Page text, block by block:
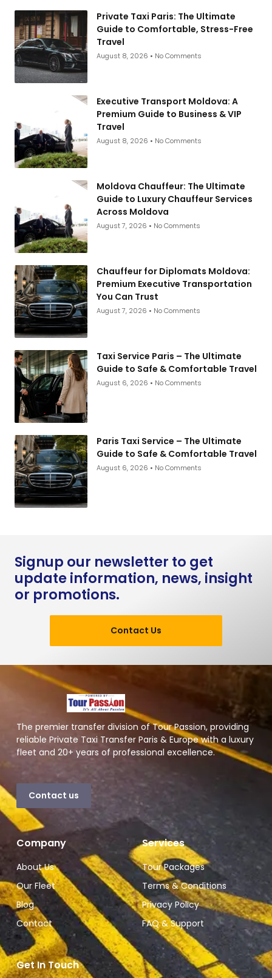
Private Taxi Paris: The Ultimate
Guide to Comfortable, Stress-Free
Travel
August 8, 2026 No Comments
Executive Transport Moldova: A
Premium Guide to Business & VIP
Travel
August 8, 2026 No Comments
Moldova Chauffeur: The Ultimate
Guide to Luxury Chauffeur Services
Across Moldova
August 7, 2026 No Comments
Chauffeur for Diplomats Moldova:
Premium Executive Transportation
You Can Trust
August 7, 2026 No Comments
Taxi Service Paris – The Ultimate
Guide to Safe & Comfortable Travel
August 6, 2026 No Comments
Paris Taxi Service – The Ultimate
Guide to Safe & Comfortable Travel
August 6, 2026 No Comments
Signup our newsletter to get
update information, news, insight
or promotions.
Contact Us
The premier transfer division of Tour Passion, providing
reliable Private Taxi Transfer Paris & Europe with a luxury
fleet and 20+ years of professional excellence.
Contact us
Company
About Us
Our Fleet
Blog
Contact
Services
Tour Packages
Terms & Conditions
Privacy Policy
FAQ & Support
Get In Touch